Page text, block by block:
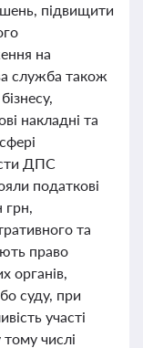
підвищити
на
служба також
накладні та
ДПС
податкові
грн,
та
право
органів,
суду, при
участі
числі